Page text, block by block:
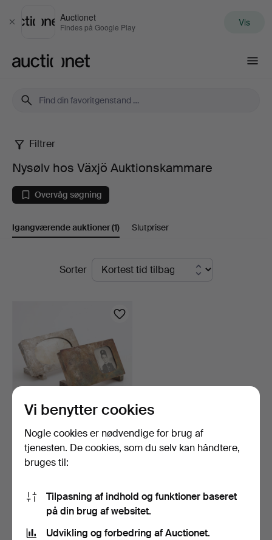
Luk
Auctionet
Findes på Google Play Vis
Nysølv
hos
Växjö
Auktionskammare
Filtrer
Nysølv hos Växjö Auktionskammare
Overvåg søgning
Igangværende auktioner(1) Slutpriser
Igangværende
Sorter
FOTORAMMER, 2 stk.,
bordmodel, nysølv, JLH…
9 dage
Overvåg søgning
Vi benytter cookies
Nogle cookies er nødvendige for brug af
tjenesten. De cookies, som du selv kan håndtere,
bruges til:
Tilpasning af indhold og funktioner baseret
på din brug af websitet.
Udvikling og forbedring af Auctionet.